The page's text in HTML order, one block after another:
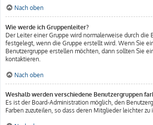
Nach oben
Wie werde ich Gruppenleiter?
Der Leiter einer Gruppe wird normalerweise durch die
festgelegt, wenn die Gruppe erstellt wird. Wenn Sie
Benutzergruppe erstellen möchten, dann sollten Sie
kontaktieren.
Nach oben
Weshalb werden verschiedene Benutzergruppen
Es ist der Board-Administration möglich, den
Farben zuzuteilen, so dass deren Mitglieder leichter